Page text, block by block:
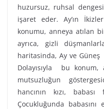
huzursuz, ruhsal
işaret eder. Ay’ın
konumu, anneya atılan
ayrıca, gizli
haritasinda, Ay ve
Dolayısıyla bu
mutsuzluğun
hancının kızı,
Çocukluğunda